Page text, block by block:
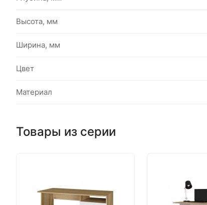
Высота, мм
Ширина, мм
Цвет
Материал
Товары из серии